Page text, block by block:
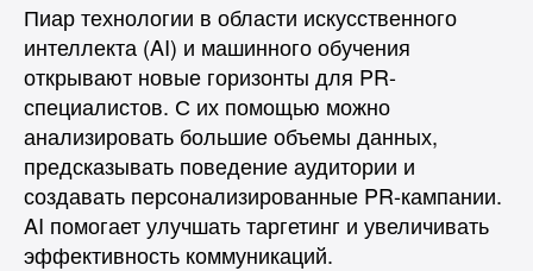
Пиар технологии в области искусственного
интеллекта (AI) и машинного обучения
открывают новые горизонты для PR-
специалистов. С их помощью можно
анализировать большие объемы данных,
предсказывать поведение аудитории и
создавать персонализированные PR-кампании.
AI помогает улучшать таргетинг и увеличивать
эффективность коммуникаций.